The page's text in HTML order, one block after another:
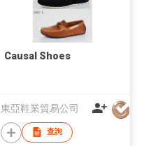
Causal Shoes
東亞鞋業貿易公司
查詢